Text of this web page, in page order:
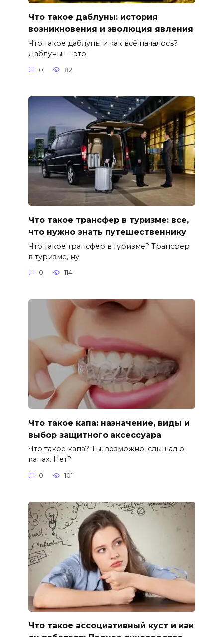
Что такое даблуны: история
возникновения и эволюция явления
Что такое даблуны и как всё началось?
Даблуны — это
0 82
Что такое трансфер в туризме: все,
что нужно знать путешественнику
Что такое трансфер в туризме? Трансфер
в туризме, ну
0 114
Что такое капа: назначение, виды и
выбор защитного аксессуара
Что такое капа? Ты, возможно, слышал о
капах. Нет?
0 101
Что такое ассоциативный куст и как